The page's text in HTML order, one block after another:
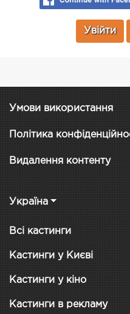
Увійти
Умови використання
Політика
Видалення контенту
Україна
Всі кастинги
Кастинги у Києві
Кастинги у кіно
Кастинги в рекламу